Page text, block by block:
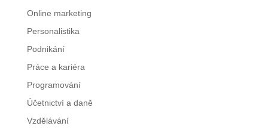
Online marketing
Personalistika
Podnikání
Práce a kariéra
Programování
Účetnictví a daně
Vzdělávání